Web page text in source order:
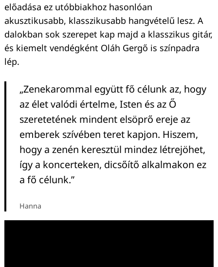
előadása ez utóbbiakhoz hasonlóan
akusztikusabb, klasszikusabb hangvételű lesz. A
dalokban sok szerepet kap majd a klasszikus gitár,
és kiemelt vendégként Oláh Gergő is színpadra
lép.
„Zenekarommal együtt fő célunk az, hogy
az élet valódi értelme, Isten és az Ő
szeretetének mindent elsöprő ereje az
emberek szívében teret kapjon. Hiszem,
hogy a zenén keresztül mindez létrejöhet,
így a koncerteken, dicsőítő alkalmakon ez
a fő célunk.”
Hanna